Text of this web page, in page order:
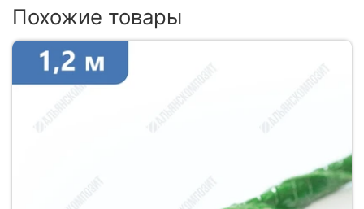
Похожие товары